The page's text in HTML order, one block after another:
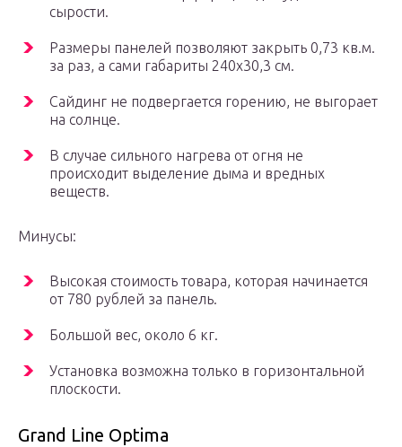
сырости.
Размеры панелей позволяют закрыть 0,73 кв.м.
за раз, а сами габариты 240х30,3 см.
Сайдинг не подвергается горению, не выгорает
на солнце.
В случае сильного нагрева от огня не
происходит выделение дыма и вредных
веществ.
Минусы:
Высокая стоимость товара, которая начинается
от 780 рублей за панель.
Большой вес, около 6 кг.
Установка возможна только в горизонтальной
плоскости.
Grand Line Optima